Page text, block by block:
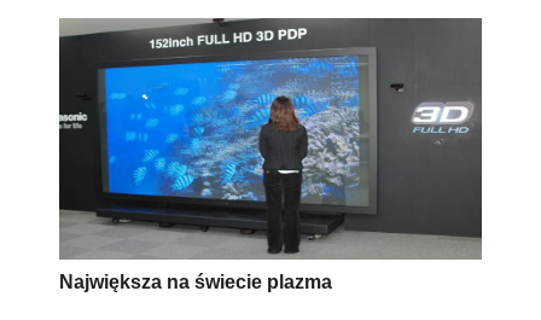
Największa na świecie plazma